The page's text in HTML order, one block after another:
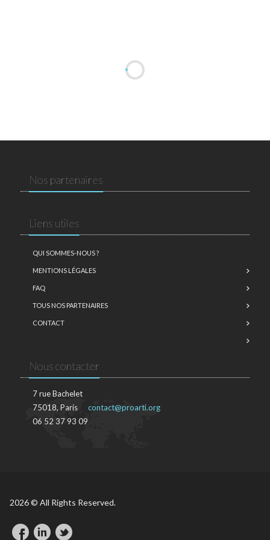
Nos partenaires
Liens utiles
QUI SOMMES-NOUS ?
MENTIONS LÉGALES
FAQ
TOUS NOS PARTENAIRES
CONTACT
Nous contacter
7 rue Bachelet
75018, Paris
06 52 37 93 09
contact@proarti.org
2026 © All Rights Reserved.